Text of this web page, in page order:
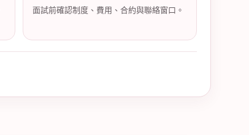
面試前確認制度、費用、合約與聯絡窗口。